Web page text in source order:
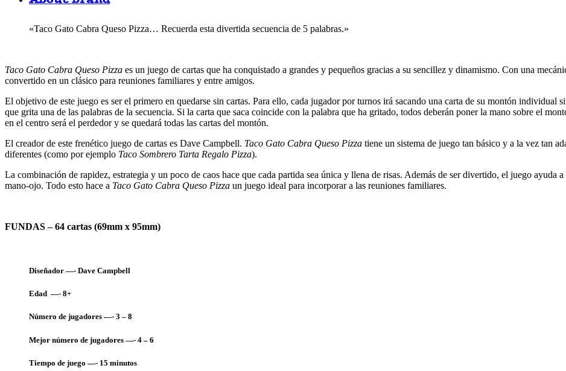
«Taco Gato Cabra Queso Pizza… Recuerda esta divertida secuencia de 5 palabras.»
Taco Gato Cabra Queso Pizza es un juego de cartas que ha conquistado a grandes y pequeños gracias a su sencillez y dinamismo. Con una
convertido en un clásico para reuniones familiares y entre amigos.
El objetivo de este juego es ser el primero en quedarse sin cartas. Para ello, cada jugador por turnos irá sacando una carta de su montón individual
que grita una de las palabras de la secuencia. Si la carta que saca coincide con la palabra que ha gritado, todos deberán poner la mano sobre el
en el centro será el perdedor y se quedará todas las cartas del montón.
El creador de este frenético juego de cartas es Dave Campbell. Taco Gato Cabra Queso Pizza tiene un sistema de juego tan básico y a la vez tan
diferentes (como por ejemplo Taco Sombrero Tarta Regalo Pizza).
La combinación de rapidez, estrategia y un poco de caos hace que cada partida sea única y llena de risas. Además de ser divertido, el juego ayuda
mano-ojo. Todo esto hace a Taco Gato Cabra Queso Pizza un juego ideal para incorporar a las reuniones familiares.
FUNDAS – 64 cartas (69mm x 95mm)
Diseñador —- Dave Campbell
Edad —- 8+
Número de jugadores —- 3 – 8
Mejor número de jugadores —- 4 – 6
Tiempo de juego —- 15 minutos